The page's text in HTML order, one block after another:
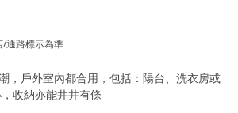
/通路標示為準
，戶外室內都合用，包括：陽台、洗衣房或
收納亦能井井有條